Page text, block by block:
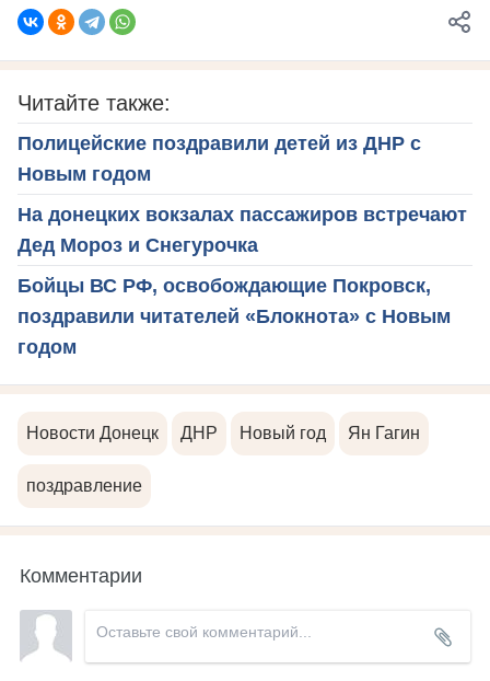
Читайте также:
Полицейские поздравили детей из ДНР с
Новым годом
На донецких вокзалах пассажиров встречают
Дед Мороз и Снегурочка
Бойцы ВС РФ, освобождающие Покровск,
поздравили читателей «Блокнота» с Новым
годом
Новости Донецк ДНР Новый год Ян Гагин
поздравление
Комментарии